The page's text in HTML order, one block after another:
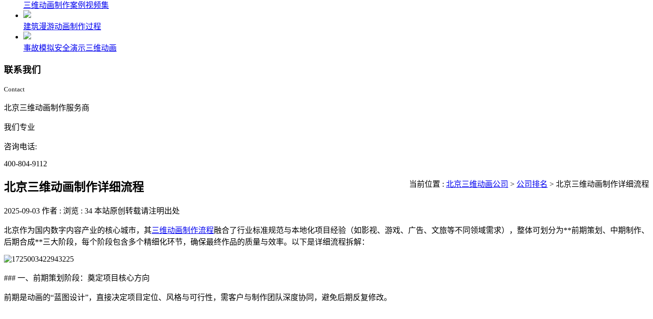
三维动画制作案例视频集
建筑漫游动画制作过程
事故模拟安全演示三维动画
联系我们
Contact
北京三维动画制作服务商
我们专业
咨询电话:
400-804-9112
当前位置 : 北京三维动画公司 > 公司排名 > 北京三维动画制作详细流程
北京三维动画制作详细流程
2025-09-03 作者 : 浏览 : 34 本站原创转载请注明出处
北京作为国内数字内容产业的核心城市，其三维动画制作流程融合了行业标准规范与本地化项目经验（如影视、游戏、广告、文旅等不同领域需求），整体可划分为**前期策划、中期制作、
后期合成**三大阶段，每个阶段包含多个精细化环节，确保最终作品的质量与效率。以下是详细流程拆解：
### 一、前期策划阶段：奠定项目核心方向
前期是动画的“蓝图设计”，直接决定项目定位、风格与可行性，需客户与制作团队深度协同，避免后期反复修改。